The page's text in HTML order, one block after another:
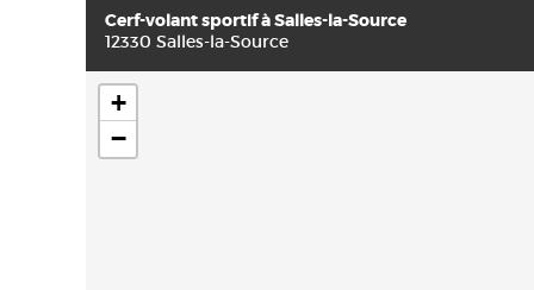
Cerf-volant sportif à Salles-la-Source
12330 Salles-la-Source
+
−